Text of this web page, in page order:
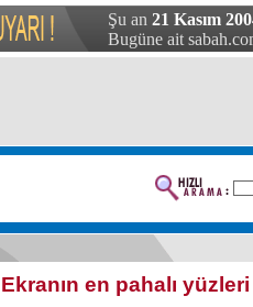
Şu an 21 Kasım
Bugüne ait
Ekranın en pahalı